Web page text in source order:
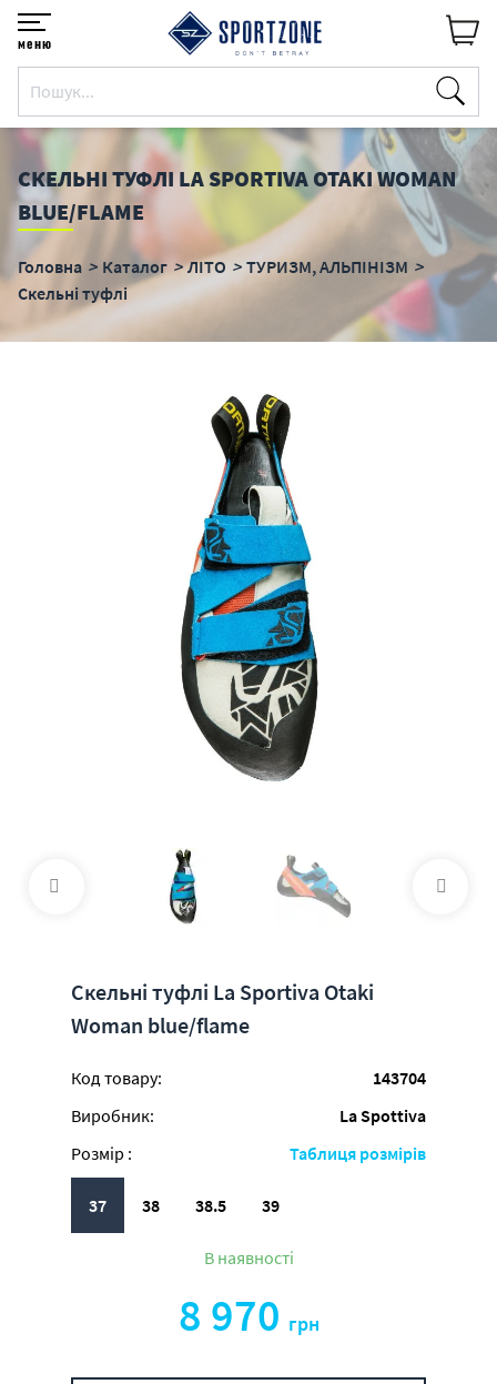
меню
СКЕЛЬНІ ТУФЛІ LA SPORTIVA OTAKI WOMAN
BLUE/FLAME
Головна Каталог ЛІТО
ТУРИЗМ, АЛЬПІНІЗМ
Скельні туфлі
Скельні туфлі La Sportiva Otaki
Woman blue/flame
Код товару:
143704
Виробник:
La Spottiva
Розмір :
Таблиця розмірів
37 38 38.5 39
В наявності
8 970 грн